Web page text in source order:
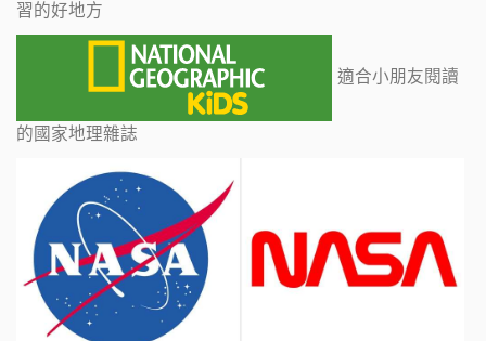
習的好地方
適合小朋友閱讀
的國家地理雜誌